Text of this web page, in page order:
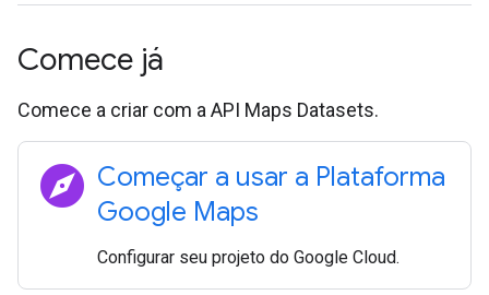
Comece já
Comece a criar com a API Maps Datasets.
explore Começar a usar a Plataforma
Google Maps
Configurar seu projeto do Google Cloud.